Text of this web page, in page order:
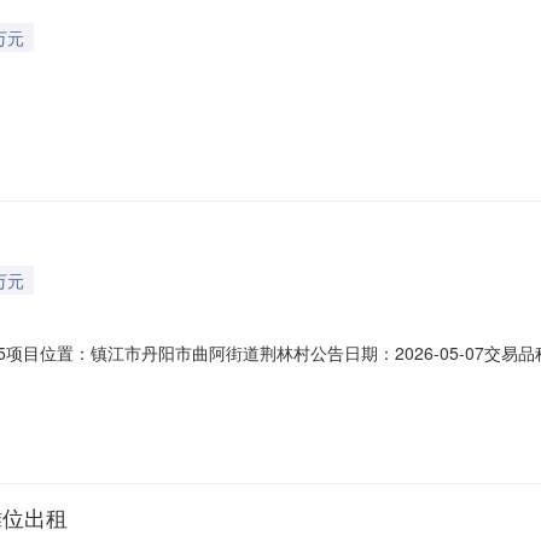
元
元
目位置：镇江市丹阳市曲阿街道荆林村公告日期：2026-05-07交易
该岗亭摊位位于荆林集镇金陵西路北侧，面积12平方米。交易期限3
出租